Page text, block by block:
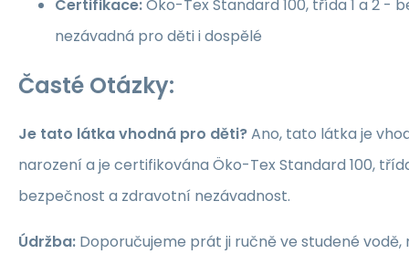
Certifikace:Öko-Tex Standard 100, třída 1 a 2 -
nezávadná pro děti i dospělé
Časté Otázky:
Je tato látka vhodná pro děti?Ano, tato látka je
narození a je certifikována Öko-Tex Standard 100,
bezpečnost a zdravotní nezávadnost.
Údržba: Doporučujeme prát ji ručně ve studené